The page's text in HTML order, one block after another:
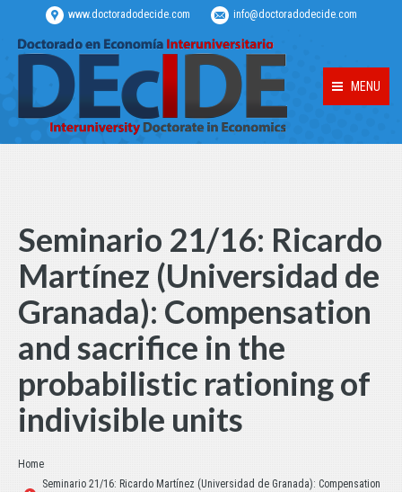
www.doctoradodecide.com info@doctoradodecide.com
MENU
Seminario 21/16: Ricardo
Martínez (Universidad de
Granada): Compensation
and sacrifice in the
probabilistic rationing of
indivisible units
Estás aquí:
Home
Seminario 21/16: Ricardo Martínez (Universidad de Granada): Compensation